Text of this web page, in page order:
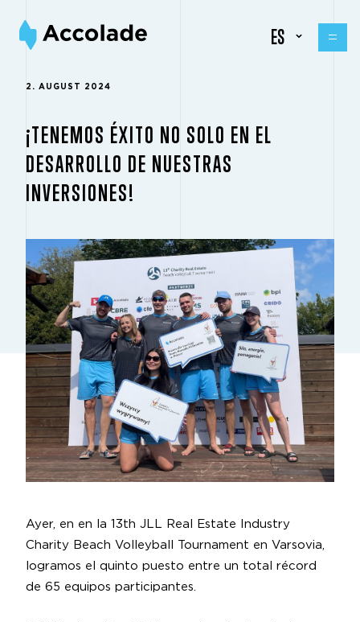
ES
2. AUGUST 2024
¡TENEMOS ÉXITO NO SOLO EN EL
DESARROLLO DE NUESTRAS
INVERSIONES!
Ayer, en en la 13th JLL Real Estate Industry
Charity Beach Volleyball Tournament en Varsovia,
logramos el quinto puesto entre un total récord
de 65 equipos participantes.